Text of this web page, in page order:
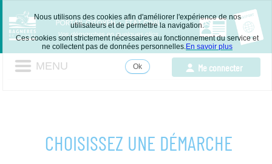
Nous utilisons des cookies afin d'améliorer l'expérience de nos
utilisateurs et de permettre la navigation.
Ces cookies sont strictement nécessaires au fonctionnement du service et
ne collectent pas de données personnelles.En savoir plus
Ok
Accepter
MENU Me connecter
CHOISISSEZ UNE DÉMARCHE